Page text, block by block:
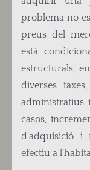
problema no
preus del
està
estructurals,
diverses
casos,
d’adquisició
efectiu a